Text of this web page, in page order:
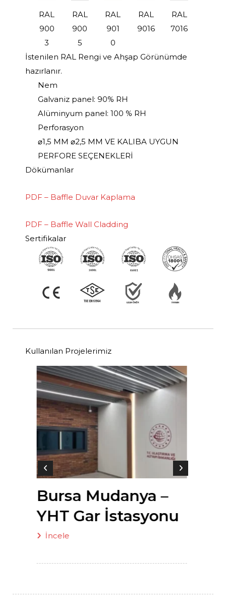
RAL
900
3
RAL
900
5
RAL
901
0
RAL
9016
RAL
7016
İstenilen RAL Rengi ve Ahşap Görünümde
hazırlanır.
Nem
Galvaniz panel: 90% RH
Alüminyum panel: 100 % RH
Perforasyon
⌀1,5 MM ⌀2,5 MM VE KALIBA UYGUN
PERFORE SEÇENEKLERİ
Dökümanlar
PDF – Baffle Duvar Kaplama
PDF – Baffle Wall Cladding
Sertifikalar
Kullanılan Projelerimiz
Bursa Mudanya –
YHT Gar İstasyonu